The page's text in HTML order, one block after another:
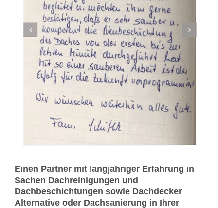
Einen Partner mit langjähriger Erfahrung in
Sachen Dachreinigungen und
Dachbeschichtungen sowie Dachdecker
Alternative oder Dachsanierung in Ihrer